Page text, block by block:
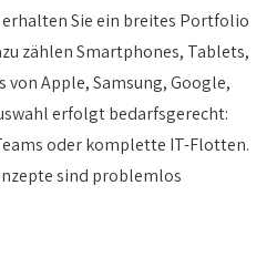
Sie ein breites Portfolio
zählen Smartphones, Tablets,
von Apple, Samsung, Google,
erfolgt bedarfsgerecht:
oder komplette IT-Flotten.
sind problemlos